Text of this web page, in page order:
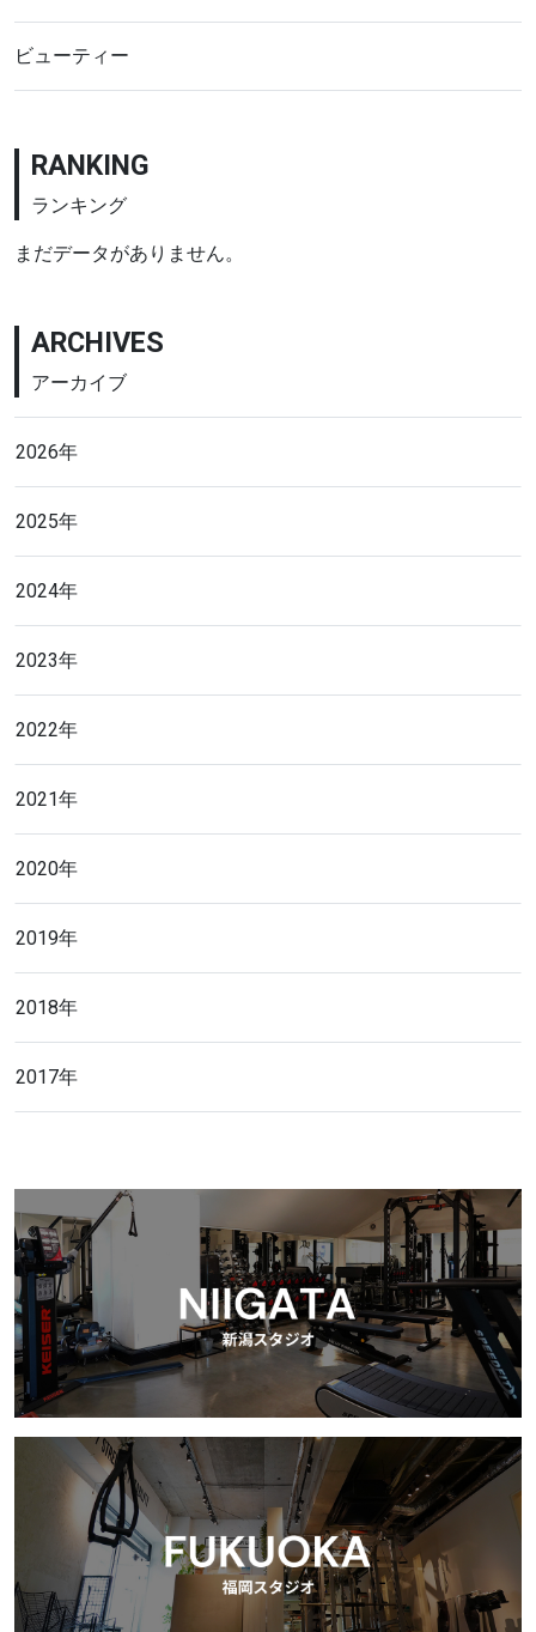
ビューティー
RANKING
ランキング
まだデータがありません。
ARCHIVES
アーカイブ
2026年
2025年
2024年
2023年
2022年
2021年
2020年
2019年
2018年
2017年